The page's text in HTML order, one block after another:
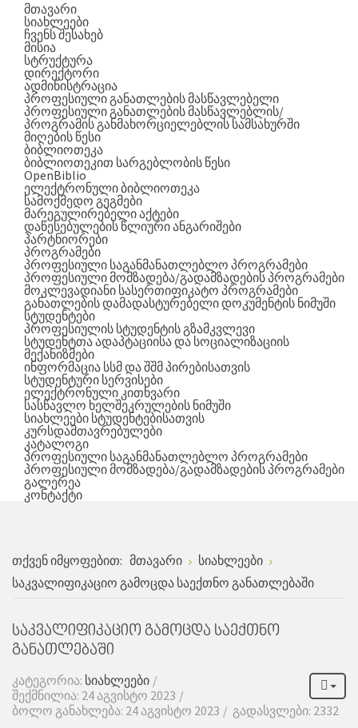
მთავარი
სიახლეები
ჩვენს შესახებ
მისია
სტრუქტურა
დირექტორი
ადმინისტრაცია
პროფესიული განათლების მასწავლებელი
პროფესიული განათლების მასწავლებლის/
პროგრამის განმახორციელებლის სამსახურში
მიღების წესი
ბიბლიოთეკა
ბიბლიოთეკით სარგებლობის წესი
OpenBiblio
ელექტრონული ბიბლიოთეკა
სამოქმედო გეგმები
მარეგულირებელი აქტები
დაწესებულების წლიური ანგარიშები
პარტნიორები
პროგრამები
პროფესიული საგანმანათლებლო პროგრამები
პროფესიული მომზადება/გადამზადების პროგრამები
მოკლევადიანი სასერთიფიკატო პროგრამები
განათლების დამადასტურებელი დოკუმენტის ნიმუში
სტუდენტები
პროფესიულის სტუდენტის გზამკვლევი
სტუდენტთა ადაპტაციისა და სოციალიზაციის
მექანიზმები
ინფორმაცია სსმ და შშმ პირებისათვის
სტუდენტური სერვისები
ელექტრონული კითხვარი
სასწავლო ხელშეკრულების ნიმუში
სიახლეები სტუდენტებისათვის
კურსდამთავრებულები
კატალოგი
პროფესიული საგანმანათლებლო პროგრამები
პროფესიული მომზადება/გადამზადების პროგრამები
გალერეა
კონტაქტი
თქვენ იმყოფებით: მთავარი
სიახლეები
საკვალიფიკაციო გამოცდა საექთნო განათლებაში
საკვალიფიკაციო გამოცდა საექთნო
განათლებაში
კატეგორია: სიახლეები
შექმნილია: 24 აგვისტო 2023
ბოლო განახლება: 24 აგვისტო 2023
გადასვლები: 2332